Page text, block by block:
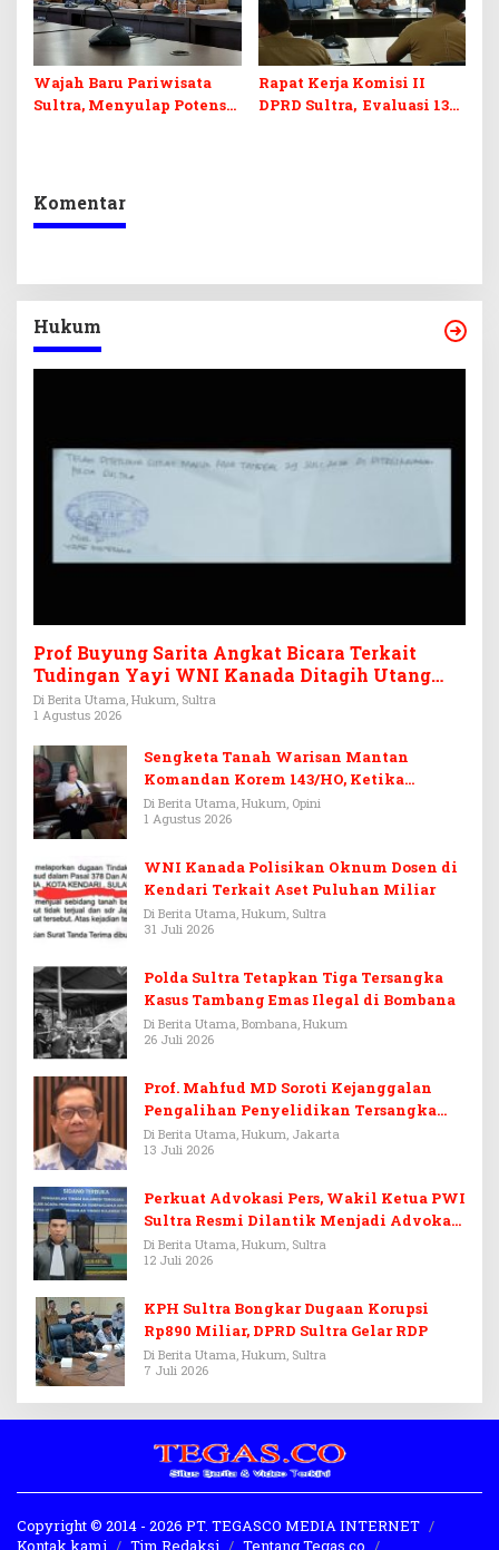
Wajah Baru Pariwisata
Sultra, Menyulap Potensi
Rapat Kerja Komisi II
DPRD Sultra, Evaluasi 13
Komentar
Hukum
Prof Buyung Sarita Angkat Bicara Terkait
Tudingan Yayi WNI Kanada Ditagih Utang
Rp3,6 Miliar
Di Berita Utama, Hukum, Sultra
1 Agustus 2026
Sengketa Tanah Warisan Mantan
Komandan Korem 143/HO, Ketika
Warisan Menjadi Arena Pemerasan
Di Berita Utama, Hukum, Opini
1 Agustus 2026
WNI Kanada Polisikan Oknum Dosen di
Kendari Terkait Aset Puluhan Miliar
Di Berita Utama, Hukum, Sultra
31 Juli 2026
Polda Sultra Tetapkan Tiga Tersangka
Kasus Tambang Emas Ilegal di Bombana
Di Berita Utama, Bombana, Hukum
26 Juli 2026
Prof. Mahfud MD Soroti Kejanggalan
Pengalihan Penyelidikan Tersangka
Febrie Adriansyah
Di Berita Utama, Hukum, Jakarta
13 Juli 2026
Perkuat Advokasi Pers, Wakil Ketua PWI
Sultra Resmi Dilantik Menjadi Advokat
PERADI
Di Berita Utama, Hukum, Sultra
12 Juli 2026
KPH Sultra Bongkar Dugaan Korupsi
Rp890 Miliar, DPRD Sultra Gelar RDP
Di Berita Utama, Hukum, Sultra
7 Juli 2026
Copyright © 2014 - 2026 PT. TEGASCO MEDIA INTERNET
Kontak kami
Tim Redaksi Tentang Tegas.co